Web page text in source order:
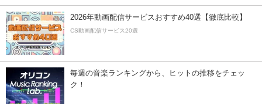
2026年動画配信サービスおすすめ40選【徹底比較】
CS動画配信サービス20選
毎週の音楽ランキングから、ヒットの推移をチェッ
ク！